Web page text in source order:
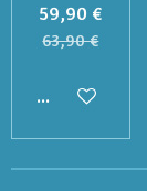
59,90 €
63,90 €
Ajouter au